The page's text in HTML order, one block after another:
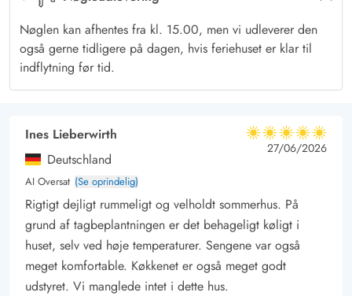
møbler til at dase i solen eller samles til en lækker grillet
middag. Den store grund er beskyttet med et dige, og her kan
der leges. En trampolin, et par fodboldmål og et gyngestativ
sørger for, at børnene aldrig keder sig.
Henne Strand – perfekt badeby ved Vesterhavet
Fra jeres feriehus på Tranebærvej 2 er der kun en kort gåtur til
Henne Strands butikker og spisesteder. Også stranden kan nås
på gåben – ned mellem sommerhusene over klitterne, og så
kan I hoppe i de blå-grønne bølger. Hjemturen kunne være
gennem byen med et lille stop ved det berømte gule ishus.
Rundt om Henne tilbydes der mange fritidsaktiviteter i den
smukke natur. Cykel rundt om Filsø, spil golf på de grønne
Nøglen kan afhentes fra kl. 15.00, men vi udleverer den
også gerne tidligere på dagen, hvis feriehuset er klar til
indflytning før tid.
Ines Lieberwirth
Deutschland
AI Oversat (Se oprindelig)
5 ud af 5
5 ud af 5
5 out of 5
27/06/2026
Rigtigt dejligt rummeligt og velholdt sommerhus. På
grund af tagbeplantningen er det behageligt køligt i
huset, selv ved høje temperaturer. Sengene var også
meget komfortable. Køkkenet er også meget godt
udstyret. Vi manglede intet i dette hus.